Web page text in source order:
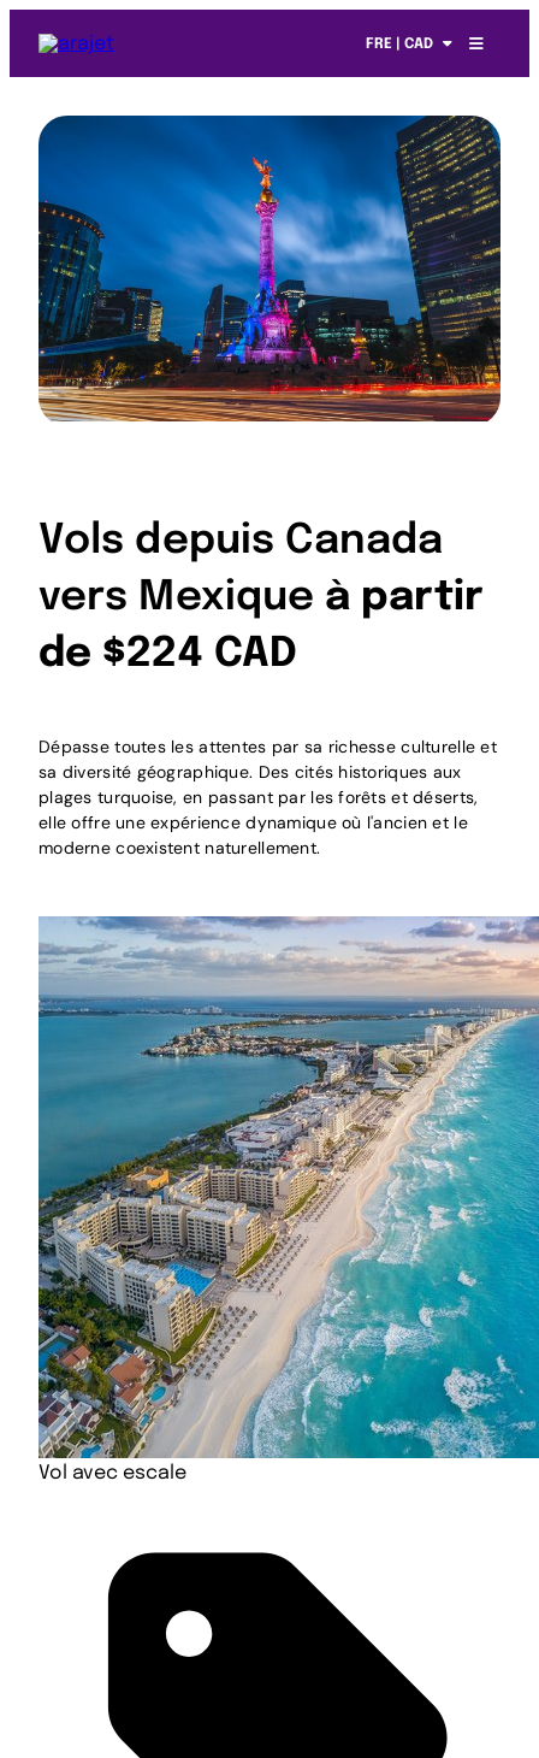
FRE | CAD
Vols depuis Canada
vers Mexique à partir
de $224 CAD
Dépasse toutes les attentes par sa richesse culturelle et
sa diversité géographique. Des cités historiques aux
plages turquoise, en passant par les forêts et déserts,
elle offre une expérience dynamique où l'ancien et le
moderne coexistent naturellement.
Vol avec escale